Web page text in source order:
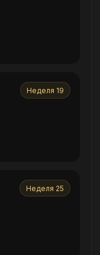
Неделя 19
Неделя 25